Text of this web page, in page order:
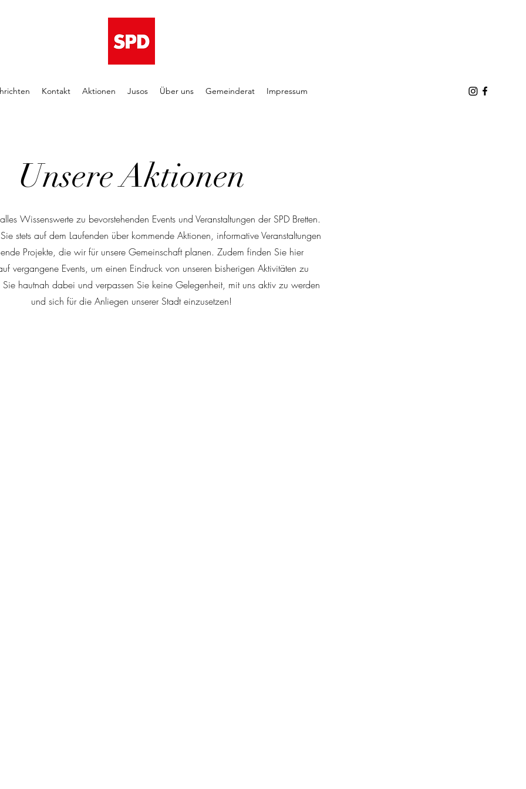
Kontakt Aktionen Jusos Über uns Gemeinderat Impressum
Unsere Aktionen
Wissenswerte zu bevorstehenden Events und Veranstaltungen der SPD Bretten.
stets auf dem Laufenden über kommende Aktionen, informative Veranstaltungen
Projekte, die wir für unsere Gemeinschaft planen. Zudem finden Sie hier
vergangene Events, um einen Eindruck von unseren bisherigen Aktivitäten zu
Sie hautnah dabei und verpassen Sie keine Gelegenheit, mit uns aktiv zu werden
und sich für die Anliegen unserer Stadt einzusetzen!